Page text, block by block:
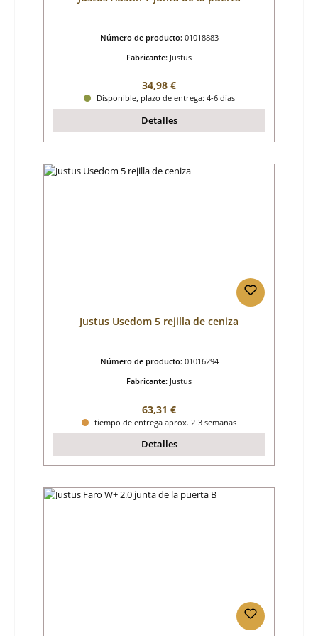
Número de producto: 01018883
Fabricante: Justus
Precio normal:
34,98 €
Disponible, plazo de entrega: 4-6 días
Detalles
Justus Usedom 5 rejilla de ceniza
Número de producto: 01016294
Fabricante: Justus
Precio normal:
63,31 €
tiempo de entrega aprox. 2-3 semanas
Detalles